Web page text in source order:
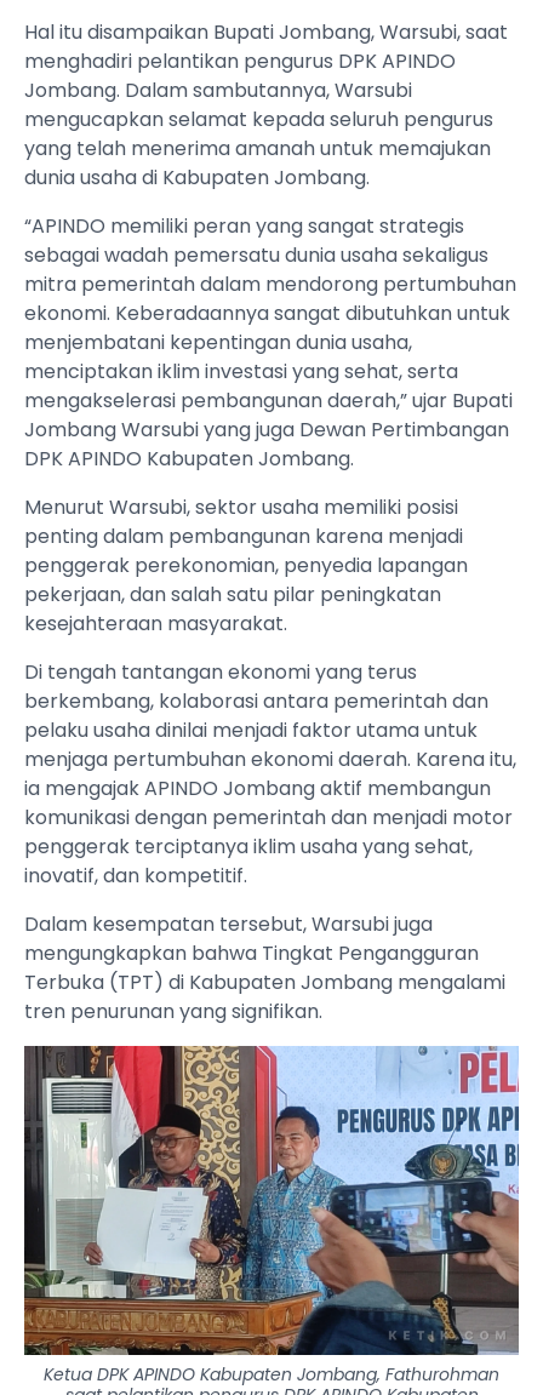
Hal itu disampaikan Bupati Jombang, Warsubi, saat
menghadiri pelantikan pengurus DPK APINDO
Jombang. Dalam sambutannya, Warsubi
mengucapkan selamat kepada seluruh pengurus
yang telah menerima amanah untuk memajukan
dunia usaha di Kabupaten Jombang.
“APINDO memiliki peran yang sangat strategis
sebagai wadah pemersatu dunia usaha sekaligus
mitra pemerintah dalam mendorong pertumbuhan
ekonomi. Keberadaannya sangat dibutuhkan untuk
menjembatani kepentingan dunia usaha,
menciptakan iklim investasi yang sehat, serta
mengakselerasi pembangunan daerah,” ujar Bupati
Jombang Warsubi yang juga Dewan Pertimbangan
DPK APINDO Kabupaten Jombang.
Menurut Warsubi, sektor usaha memiliki posisi
penting dalam pembangunan karena menjadi
penggerak perekonomian, penyedia lapangan
pekerjaan, dan salah satu pilar peningkatan
kesejahteraan masyarakat.
Di tengah tantangan ekonomi yang terus
berkembang, kolaborasi antara pemerintah dan
pelaku usaha dinilai menjadi faktor utama untuk
menjaga pertumbuhan ekonomi daerah. Karena itu,
ia mengajak APINDO Jombang aktif membangun
komunikasi dengan pemerintah dan menjadi motor
penggerak terciptanya iklim usaha yang sehat,
inovatif, dan kompetitif.
Dalam kesempatan tersebut, Warsubi juga
mengungkapkan bahwa Tingkat Pengangguran
Terbuka (TPT) di Kabupaten Jombang mengalami
tren penurunan yang signifikan.
Ketua DPK APINDO Kabupaten Jombang, Fathurohman